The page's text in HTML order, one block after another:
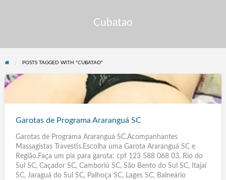
Cubatao
POSTS TAGGED WITH "CUBATAO"
de
Programa
Garotas de Programa Araranguá SC
Garotas de Programa Araranguá SC.Acompanhantes
Massagistas Travestis.Escolha uma Garota Araranguá SC e
Região.Faça um pix para garota: cpf 123 588 068 03. Rio do
Sul SC, Caçador SC, Camboriú SC, São Bento do Sul SC, Itajaí
SC, Jaraguá do Sul SC, Palhoça SC, Lages SC, Balneário